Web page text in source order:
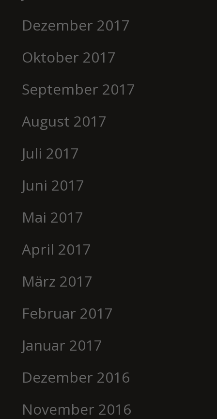
Dezember 2017
Oktober 2017
September 2017
August 2017
Juli 2017
Juni 2017
Mai 2017
April 2017
März 2017
Februar 2017
Januar 2017
Dezember 2016
November 2016